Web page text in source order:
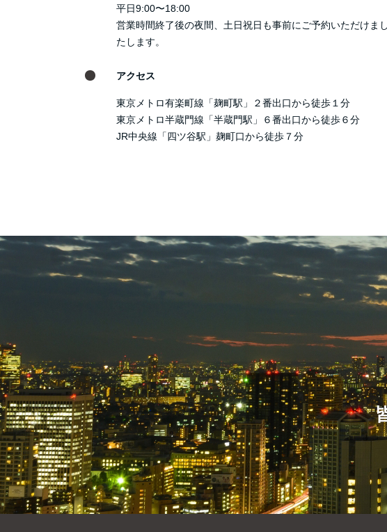
平日9:00〜18:00
営業時間終了後の夜間、土日祝日も事前にご予約いただけま
たします。
アクセス
東京メトロ有楽町線「麹町駅」２番出口から徒歩１分
東京メトロ半蔵門線「半蔵門駅」６番出口から徒歩６分
JR中央線「四ツ谷駅」麹町口から徒歩７分